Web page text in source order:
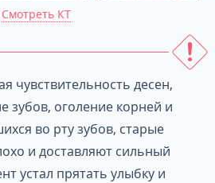
Смотреть КТ
чувствительность десен,
зубов, оголение корней и
во рту зубов, старые
и доставляют сильный
устал прятать улыбку и